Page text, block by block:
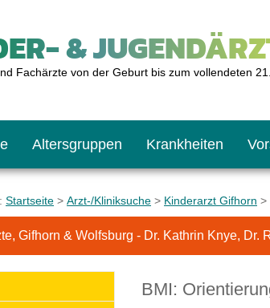
&
Fachärzte von der Geburt bis zum vollendeten
Altersgruppen
Das erste Jahr
Krankheiten
Baby: U1 bis U6
Impfkalender
Was muss man
Notrufnummern
Notdienste
BMI-Rechner
Startseite > Arzt-/Kliniksuche > Kinderarzt Gifhorn >
Gifhorn & Wolfsburg - Dr. Kathrin Knye, Dr.
BMI: